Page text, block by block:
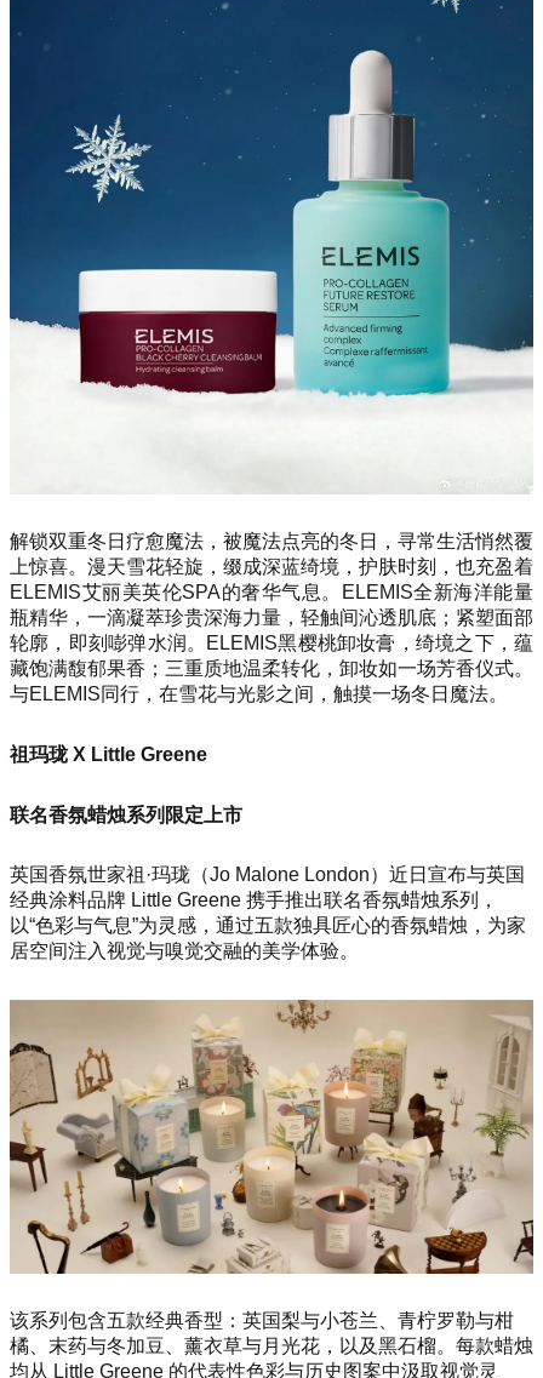
解锁双重冬日疗愈魔法，被魔法点亮的冬日，寻常生活悄然覆
上惊喜。漫天雪花轻旋，缀成深蓝绮境，护肤时刻，也充盈着
ELEMIS艾丽美英伦SPA的奢华气息。ELEMIS全新海洋能量
瓶精华，一滴凝萃珍贵深海力量，轻触间沁透肌底；紧塑面部
轮廓，即刻嘭弹水润。ELEMIS黑樱桃卸妆膏，绮境之下，蕴
藏饱满馥郁果香；三重质地温柔转化，卸妆如一场芳香仪式。
与ELEMIS同行，在雪花与光影之间，触摸一场冬日魔法。
祖玛珑 X Little Greene
联名香氛蜡烛系列限定上市
英国香氛世家祖·玛珑（Jo Malone London）近日宣布与英国
经典涂料品牌 Little Greene 携手推出联名香氛蜡烛系列，
以“色彩与气息”为灵感，通过五款独具匠心的香氛蜡烛，为家
居空间注入视觉与嗅觉交融的美学体验。
该系列包含五款经典香型：英国梨与小苍兰、青柠罗勒与柑
橘、末药与冬加豆、薰衣草与月光花，以及黑石榴。每款蜡烛
均从 Little Greene 的代表性色彩与历史图案中汲取视觉灵